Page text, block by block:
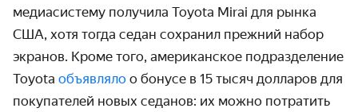
медиасистему получила Toyota Mirai для рынка
США, хотя тогда седан сохранил прежний набор
экранов. Кроме того, американское подразделение
Toyota объявляло о бонусе в 15 тысяч долларов для
покупателей новых седанов: их можно потратить